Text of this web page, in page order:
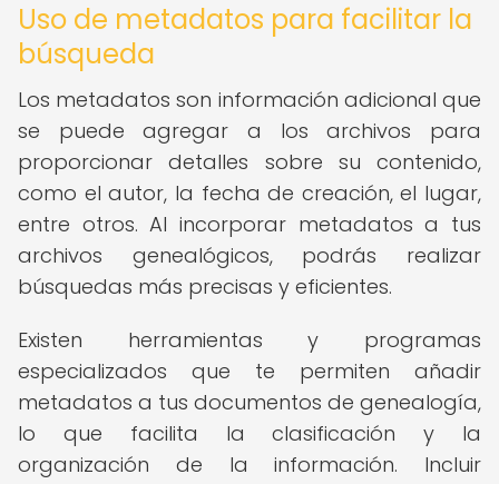
Uso de metadatos para facilitar la
búsqueda
Los metadatos son información adicional que
se puede agregar a los archivos para
proporcionar detalles sobre su contenido,
como el autor, la fecha de creación, el lugar,
entre otros. Al incorporar metadatos a tus
archivos genealógicos, podrás realizar
búsquedas más precisas y eficientes.
Existen herramientas y programas
especializados que te permiten añadir
metadatos a tus documentos de genealogía,
lo que facilita la clasificación y la
organización de la información. Incluir